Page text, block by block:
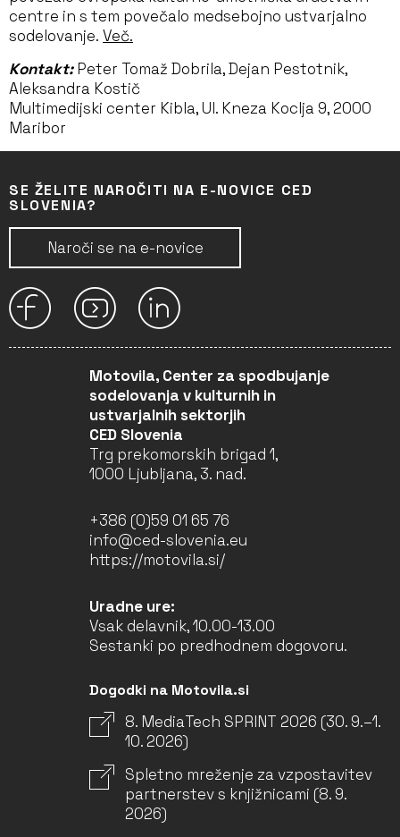
centre in s tem povečalo medsebojno ustvarjalno
sodelovanje. Več.
Kontakt:Peter Tomaž Dobrila, Dejan Pestotnik,
Aleksandra Kostič
Multimedijski center Kibla, Ul. Kneza Koclja 9, 2000
Maribor
SE ŽELITE NAROČITI NA E-NOVICE CED
SLOVENIA?
Naroči se na e-novice
Motovila, Center za spodbujanje
sodelovanja v kulturnih in
ustvarjalnih sektorjih
CED Slovenia
Trg prekomorskih brigad 1,
1000 Ljubljana, 3. nad.
+386 (0)59 01 65 76
info@ced-slovenia.eu
https://motovila.si/
Uradne ure:
Vsak delavnik, 10.00-13.00
Sestanki po predhodnem dogovoru.
Dogodki na Motovila.si
8. MediaTech SPRINT 2026 (30. 9.–1.
10. 2026)
Spletno mreženje za vzpostavitev
partnerstev s knjižnicami (8. 9.
2026)